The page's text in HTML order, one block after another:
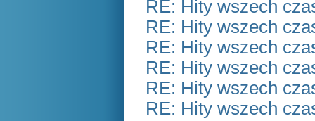
RE: Hity wszech
RE: Hity wszech
RE: Hity wszech
RE: Hity wszech
RE: Hity wszech
RE: Hity wszech